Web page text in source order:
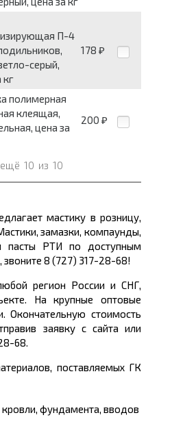
П-4
серый,
кг
178 ₽
полимерная
клеящая,
цена за
200 ₽
ещё 10 из 10
мастику в розницу,
замазки, компаунды,
пасты РТИ по доступным
8 (727) 317-28-68!
регион России и СНГ,
На крупные оптовые
Окончательную стоимость
заявку с сайта или
68.
поставляемых ГК
фундамента, вводов